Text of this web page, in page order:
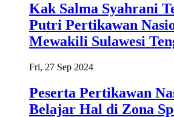
Kak Salma Syahrani
Putri Pertikawan
Mewakili Sulawesi
Fri, 27 Sep 2024
Peserta Pertikawan
Belajar Hal di Zona